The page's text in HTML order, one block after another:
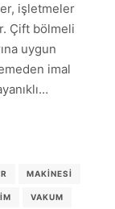
işletmeler
Çift bölmeli
uygun
imal
MAKINESI
VAKUM